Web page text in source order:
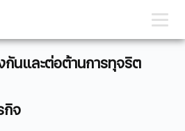
กันและต่อต้านการทุจริต
กิจ